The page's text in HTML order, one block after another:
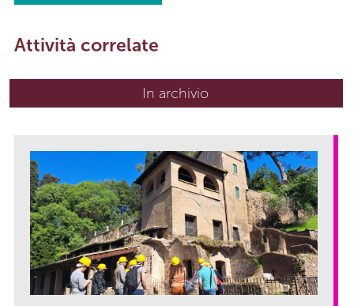
Attività correlate
In archivio